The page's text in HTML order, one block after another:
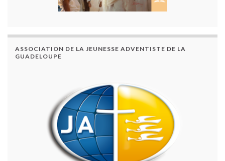
ASSOCIATION DE LA JEUNESSE ADVENTISTE DE LA
GUADELOUPE